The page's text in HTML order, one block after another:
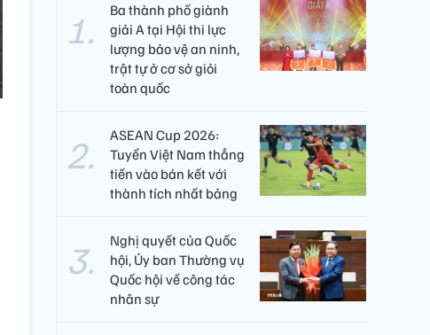
Ba thành phố giành
giải A tại Hội thi lực
lượng bảo vệ an ninh,
trật tự ở cơ sở giỏi
toàn quốc
ASEAN Cup 2026:
Tuyển Việt Nam thẳng
tiến vào bán kết với
thành tích nhất bảng
Nghị quyết của Quốc
hội, Ủy ban Thường vụ
Quốc hội về công tác
nhân sự